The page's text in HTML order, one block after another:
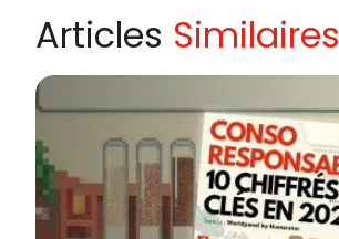
Articles Similaires